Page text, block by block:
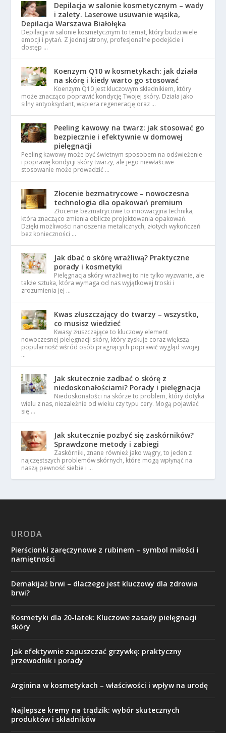
Depilacja w salonie kosmetycznym – wady
i zalety. Laserowe usuwanie wąsika,
Depilacja Warszawa Białołęka
Depilacja w salonie kosmetycznym to temat, który budzi wiele
emocji i pytań. Z jednej strony, profesjonalne podejście i
dostęp …
Koenzym Q10 w kosmetykach: jak działa
na skórę i kiedy warto go stosować
Koenzym Q10 jest kluczowym składnikiem, który
może znacząco poprawić kondycję Twojej skóry. Działa jako
silny antyoksydant, wspiera regenerację oraz …
Peeling kawowy na twarz: jak stosować go
bezpiecznie i efektywnie w domowej
pielęgnacji
Peeling kawowy może być świetnym sposobem na odświeżenie
i poprawę kondycji skóry twarzy, ale jego niewłaściwe
stosowanie może prowadzić …
Złocenie bezmatrycowe – nowoczesna
technologia dla opakowań premium
Złocenie bezmatrycowe to innowacyjna technika,
która znacząco zmienia oblicze projektowania opakowań.
Dzięki możliwości nanoszenia metalicznych, złotych wykończeń
bez konieczności …
Jak dbać o skórę wrażliwą? Praktyczne
porady i kosmetyki
Pielęgnacja skóry wrażliwej to nie tylko wyzwanie, ale
także sztuka, która wymaga od nas wyjątkowej troski i
zrozumienia jej …
Kwas złuszczający do twarzy – wszystko,
co musisz wiedzieć
Kwasy złuszczające to kluczowy element
nowoczesnej pielęgnacji skóry, który zyskuje coraz większą
popularność wśród osób pragnących poprawić wygląd swojej
…
Jak skutecznie zadbać o skórę z
niedoskonałościami? Porady i pielęgnacja
Niedoskonałości na skórze to problem, który dotyka
wielu z nas, niezależnie od wieku czy typu cery. Mogą pojawiać
się …
Jak skutecznie pozbyć się zaskórników?
Sprawdzone metody i zabiegi
Zaskórniki, znane również jako wągry, to jeden z
najczęstszych problemów skórnych, które mogą wpłynąć na
naszą pewność siebie i …
URODA
Pierścionki zaręczynowe z rubinem – symbol miłości i
namiętności
Demakijaż brwi – dlaczego jest kluczowy dla zdrowia
brwi?
Kosmetyki dla 20-latek: Kluczowe zasady pielęgnacji
skóry
Jak efektywnie zapuszczać grzywkę: praktyczny
przewodnik i porady
Arginina w kosmetykach – właściwości i wpływ na urodę
Najlepsze kremy na trądzik: wybór skutecznych
produktów i składników